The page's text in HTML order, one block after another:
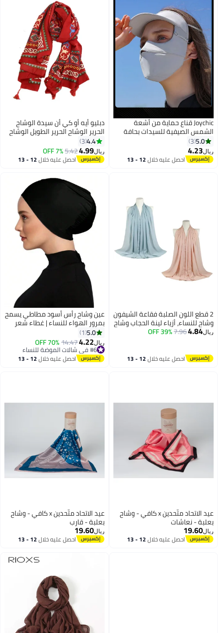
11
Joychic قناع حماية من أشعة
الشمس الصيفية للسيدات بحافة
قابلة للفصل من الحرير الجليدي قناع
وجه قابل للتنفس للنساء أثناء
القيادة وركوب الدراجات
5.0
3
ريال4.23
احصل عليه خلال 12 - 13
دبليو أيه أو كي أن سيدة الوشاح
الحرير الوشاح الحرير الطويل الوشاح
المربع الأحمر النساء الوشاح حماية
الشمس الزخرفية الوشاح وظيفة
الحرير الرقيقة الوشاح الشاطئ
الشمس الشال، الوشاح الخفيف
الوزن أربعة مواسم الموضة الوشاح
4.4
3
ريال4.99
5.42
7% OFF
احصل عليه خلال 12 - 13
2 قطع اللون الصلبة فقاعة الشيفون
وشاح للنساء، أزياء لينة الحجاب وشاح
طويل التفاف الأوشحة، الشيفون
ريال4.84
7.96
39% OFF
احصل عليه خلال 12 - 13
عين وشاح رأس أسود مطاطي يسمح
بمرور الهواء للنساء | غطاء شعر
مطاطي قابل للتعديل مناسب
للارتداء اليومي والمناسبات الدينية
والحفلات
5.0
1
ريال4.22
14.47
70% OFF
#6 في شالات الموضة للنساء
#6 في شالات الموضة للنساء احصل عليه خلال 12 - 13
عيد الاتحاد متّحدين x كافي - وشاح
بعلبة - نعاشات
ريال19.60
احصل عليه خلال 12 - 13
عيد الاتحاد متّحدين x كافي - وشاح
بعلبة - قارب
ريال19.60
احصل عليه خلال 12 - 13